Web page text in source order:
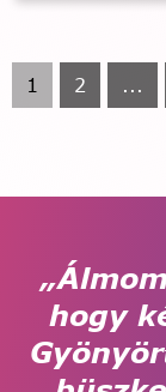
1 2 ...
hogy